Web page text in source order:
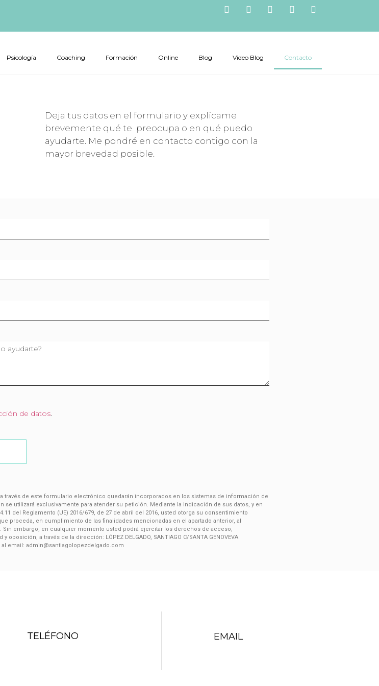
Psicología Coaching Formación Online Blog Video Blog Contacto
Deja tus datos en el formulario y explícame
brevemente qué te preocupa o en qué puedo
ayudarte. Me pondré en contacto contigo con la
mayor brevedad posible.
de datos
través de este formulario electrónico quedarán incorporados en los sistemas de información de
se utilizará exclusivamente para atender su petición. Mediante la indicación de sus datos, y en
del Reglamento (UE) 2016/679, de 27 de abril del 2016, usted otorga su consentimiento
proceda, en cumplimiento de las finalidades mencionadas en el apartado anterior, al
Sin embargo, en cualquier momento usted podrá ejercitar los derechos de acceso,
a través de la dirección: LÓPEZ DELGADO, SANTIAGO C/SANTA GENOVEVA
o al email: admin@santiagolopezdelgado.com
TELÉFONO
EMAIL